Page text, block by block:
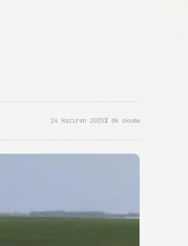
24 Haziran 20252 dk okuma